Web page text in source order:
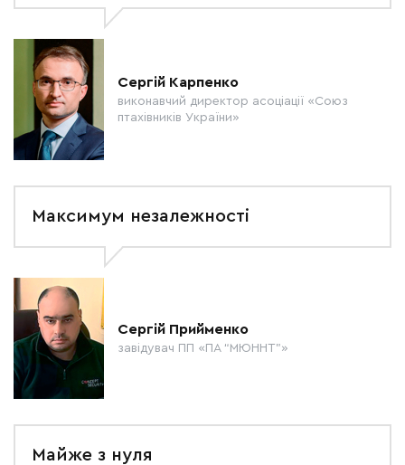
Сергій Карпенко
виконавчий директор асоціації «Союз
птахівників України»
Максимум незалежності
Сергій Прийменко
завідувач ПП «ПА “МЮННТ”»
Майже з нуля